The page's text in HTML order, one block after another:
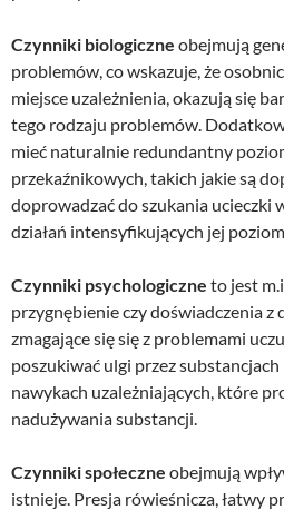
Czynniki biologiczne obejmują
problemów, co wskazuje, że
miejsce uzależnienia, okazują się
tego rodzaju problemów.
mieć naturalnie redundantny
przekaźnikowych, takich jakie są
doprowadzać do szukania ucieczki
działań intensyfikujących jej poziom.
Czynniki psychologiczne to jest
przygnębienie czy doświadczenia z
zmagające się się z problemami
poszukiwać ulgi przez
nawykach uzależniających, które
nadużywania substancji.
Czynniki społeczne obejmują
istnieje. Presja rówieśnicza, łatwy